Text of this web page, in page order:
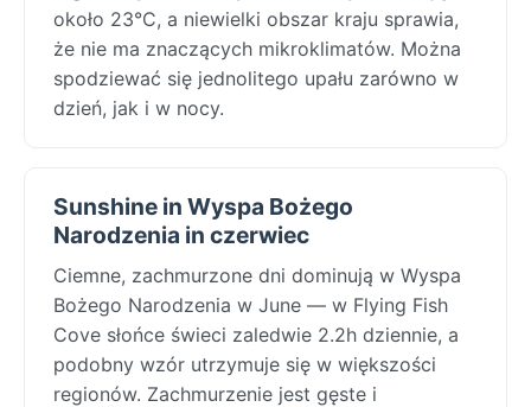
około 23°C, a niewielki obszar kraju sprawia,
że nie ma znaczących mikroklimatów. Można
spodziewać się jednolitego upału zarówno w
dzień, jak i w nocy.
Sunshine in Wyspa Bożego
Narodzenia in czerwiec
Ciemne, zachmurzone dni dominują w Wyspa
Bożego Narodzenia w June — w Flying Fish
Cove słońce świeci zaledwie 2.2h dziennie, a
podobny wzór utrzymuje się w większości
regionów. Zachmurzenie jest gęste i